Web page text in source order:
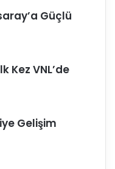
Güçlü
Kez VNL’de
Gelişim